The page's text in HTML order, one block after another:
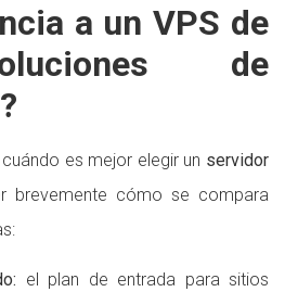
a un VPS de
de
es mejor elegir un servidor
brevemente cómo se compara
el plan de entrada para sitios